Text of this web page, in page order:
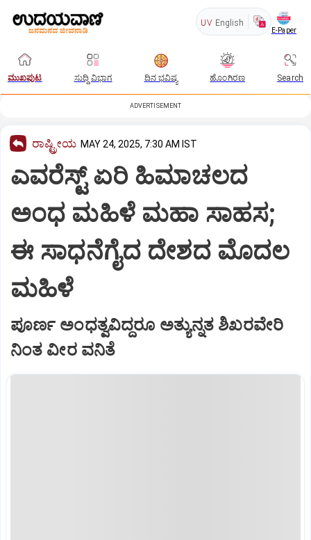
UV English
E-Paper
ಮುಖಪುಟ ಸುದ್ದಿ ವಿಭಾಗ ದಿನ ಭವಿಷ್ಯ ಹೊಂಗಿರಣ Search
ADVERTISEMENT
ರಾಷ್ಟ್ರೀಯ MAY 24, 2025, 7:30 AM IST
ಎವರೆಸ್ಟ್‌ ಏರಿ ಹಿಮಾಚಲದ
ಅಂಧ ಮಹಿಳೆ ಮಹಾ ಸಾಹಸ;
ಈ ಸಾಧನೆಗೈದ ದೇಶದ ಮೊದಲ
ಮಹಿಳೆ
ಪೂರ್ಣ ಅಂಧತ್ವವಿದ್ದರೂ ಅತ್ಯುನ್ನತ ಶಿಖರವೇರಿ
ನಿಂತ ವೀರ ವನಿತೆ